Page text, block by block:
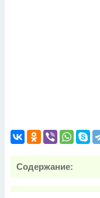
Содержание: